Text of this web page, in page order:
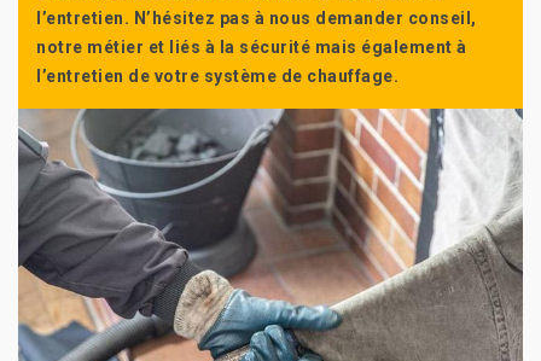
l’entretien. N’hésitez pas à nous demander conseil,
notre métier et liés à la sécurité mais également à
l’entretien de votre système de chauffage.